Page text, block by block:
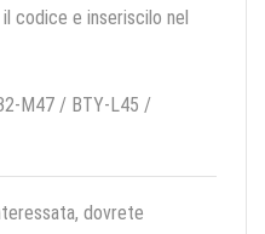
codice e inseriscilo nel
M47 / BTY-L45 /
dovrete